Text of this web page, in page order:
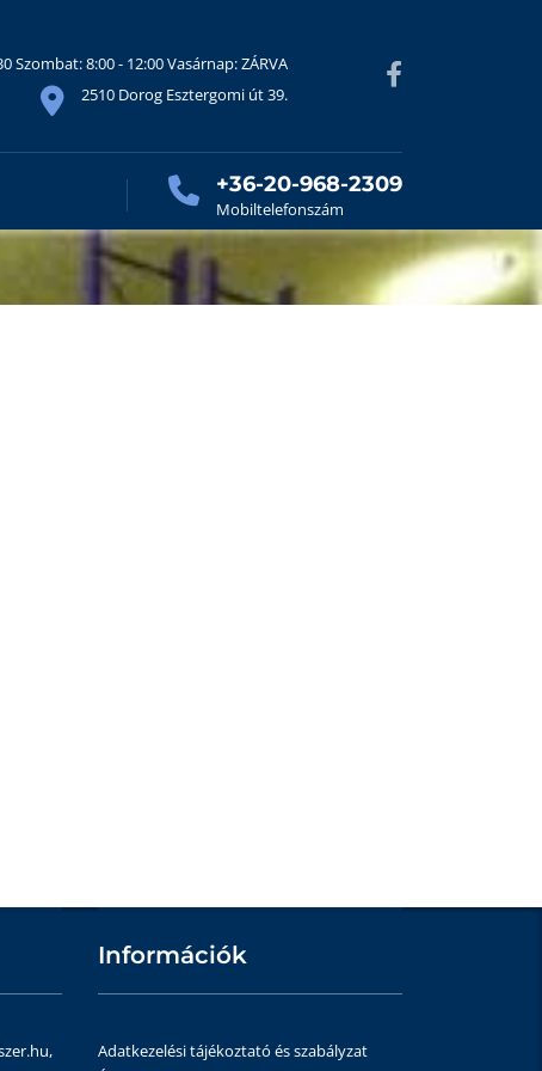
Szombat: 8:00 - 12:00 Vasárnap: ZÁRVA
2510 Dorog Esztergomi út 39.
+36-20-968-2309
Mobiltelefonszám
Információk
Adatkezelési tájékoztató és szabályzat